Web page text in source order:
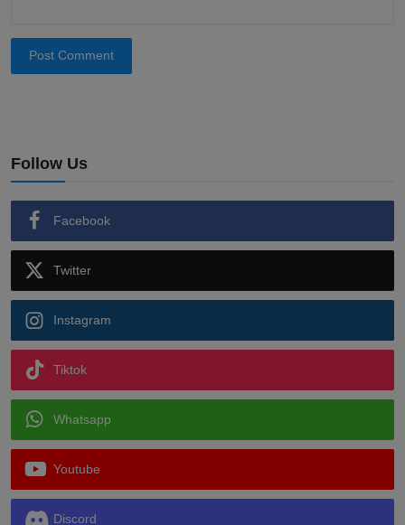
Post Comment
Follow Us
Facebook
Twitter
Instagram
Tiktok
Whatsapp
Youtube
Discord